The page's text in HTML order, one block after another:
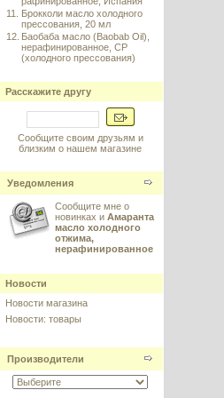
11.
Брокколи масло холодного
прессования, 20 мл
12. Баобаба масло (Baobab Oil),
нерафинированное, CP
(холодного прессования)
Расскажите другу
Сообщите своим друзьям и
близким о нашем магазине
Уведомления
Сообщите мне о
новинках и Амаранта
масло холодного
отжима,
нерафинированное
Новости
Новости магазина
Новости: товары
Производители